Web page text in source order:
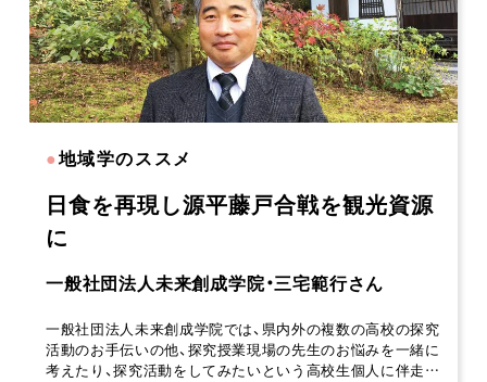
●地域学のススメ
日食を再現し源平藤戸合戦を観光資源
に
一般社団法人未来創成学院・三宅範行さん
一般社団法人未来創成学院では、県内外の複数の高校の探究
活動のお手伝いの他、探究授業現場の先生のお悩みを一緒に
考えたり、探究活動をしてみたいという高校生個人に伴走…